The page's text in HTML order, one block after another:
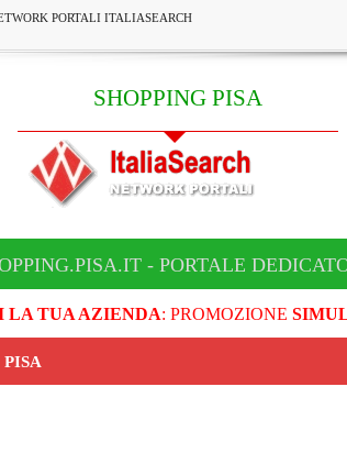
PORTALI ITALIASEARCH
SHOPPING PISA
- PORTALE
LA TUA AZIENDA: PROMOZIONE
PISA